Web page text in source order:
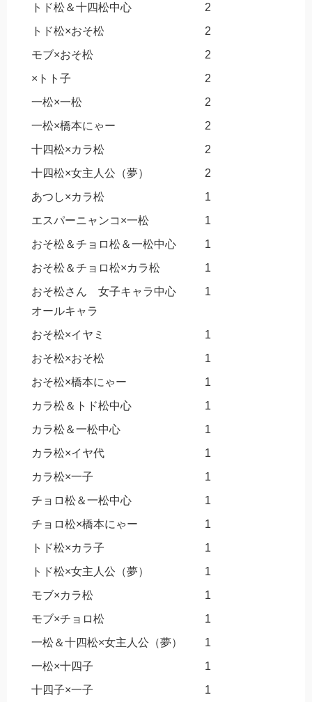
トド松＆十四松中心
2
トド松×おそ松
2
モブ×おそ松
2
×トト子
2
一松×一松
2
一松×橋本にゃー
2
十四松×カラ松
2
十四松×女主人公（夢）
2
あつし×カラ松
1
エスパーニャンコ×一松
1
おそ松＆チョロ松＆一松中心
1
おそ松＆チョロ松×カラ松
1
おそ松さん 女子キャラ中心
オールキャラ
1
おそ松×イヤミ
1
おそ松×おそ松
1
おそ松×橋本にゃー
1
カラ松＆トド松中心
1
カラ松＆一松中心
1
カラ松×イヤ代
1
カラ松×一子
1
チョロ松＆一松中心
1
チョロ松×橋本にゃー
1
トド松×カラ子
1
トド松×女主人公（夢）
1
モブ×カラ松
1
モブ×チョロ松
1
一松＆十四松×女主人公（夢）
1
一松×十四子
1
十四子×一子
1